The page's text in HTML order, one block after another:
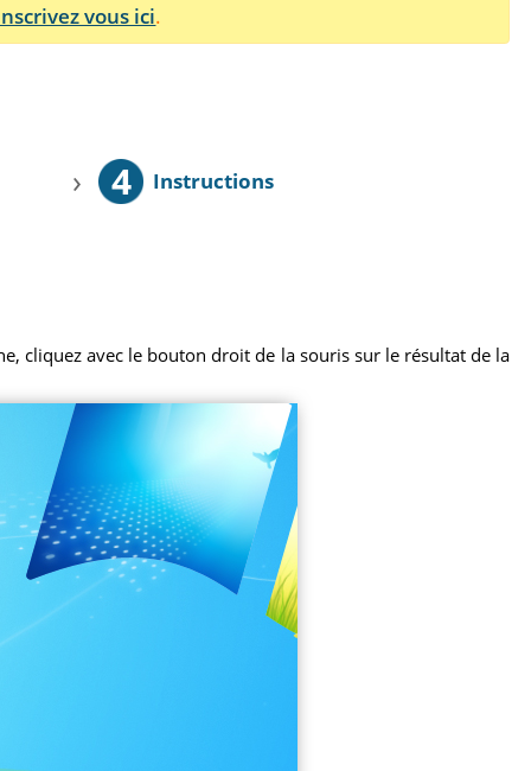
vous ici.
› 4 Instructions
cliquez avec le bouton droit de la souris sur le résultat de la